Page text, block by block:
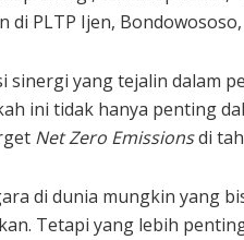
PLTP Ijen,
sinergi yang tejalin dalam
ini tidak hanya penting
Net Zero Emissionsdi
di dunia mungkin yang
Tetapi yang lebih